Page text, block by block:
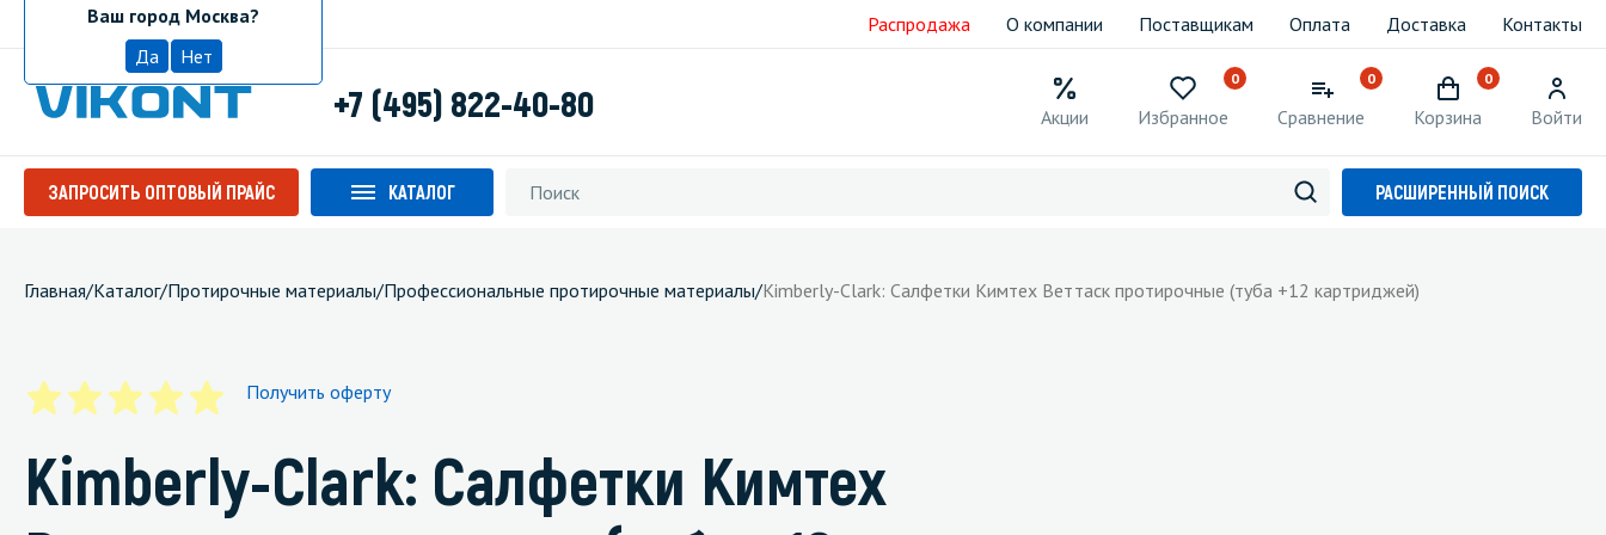
МоскваВаш город Москва?
Да
Нет
Распродажа О компании Поставщикам Оплата Доставка Контакты
+7 (495) 822-40-80 Акции
0
Избранное
0
Сравнение
0
Корзина Войти
ЗАПРОСИТЬ ОПТОВЫЙ ПРАЙС КАТАЛОГ РАСШИРЕННЫЙ ПОИСК
Главная/Каталог/Протирочные материалы/Профессиональные протирочные материалы/Kimberly-Clark: Салфетки Кимтех Веттаск протирочные (туба +12 картриджей)
Получить оферту
Kimberly-Clark: Салфетки Кимтех